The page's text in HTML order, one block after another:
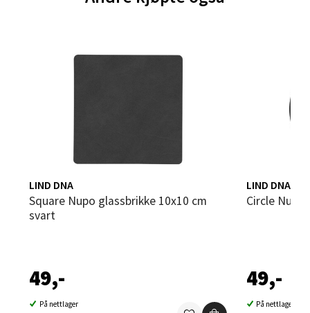
LIND DNA
Square Nupo glassbrikke 10x10 cm
svart
49,-
På nettlager
LIND DNA
Circle
49,-
På nettlager
Steinkjer - Thon Senter Steinkjer
Sjøfartsgata 2, 7714 Steinkjer
0 i butikk
Leirvik - Stord